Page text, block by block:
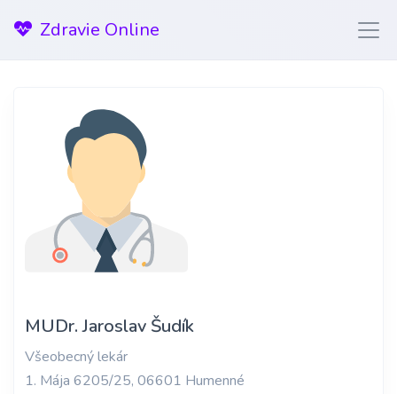
Zdravie Online
MUDr. Jaroslav Šudík
Všeobecný lekár
1. Mája 6205/25, 06601 Humenné